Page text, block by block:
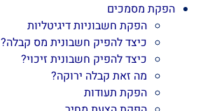
הפקת מסמכים
הפקת חשבוניות דיגיטליות
כיצד להפיק חשבונית מס קבלה?
כיצד להפיק חשבונית זיכוי?
מה זאת קבלה ירוקה?
הפקת תעודות